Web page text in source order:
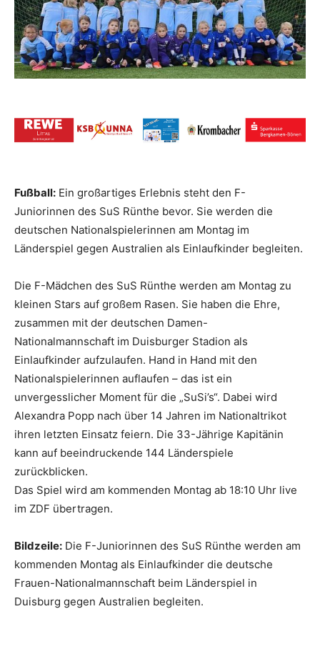
Fußball: Ein großartiges Erlebnis steht den F-
Juniorinnen des SuS Rünthe bevor. Sie werden die
deutschen Nationalspielerinnen am Montag im
Länderspiel gegen Australien als Einlaufkinder begleiten.
Die F-Mädchen des SuS Rünthe werden am Montag zu
kleinen Stars auf großem Rasen. Sie haben die Ehre,
zusammen mit der deutschen Damen-
Nationalmannschaft im Duisburger Stadion als
Einlaufkinder aufzulaufen. Hand in Hand mit den
Nationalspielerinnen auflaufen – das ist ein
unvergesslicher Moment für die „SuSi’s“. Dabei wird
Alexandra Popp nach über 14 Jahren im Nationaltrikot
ihren letzten Einsatz feiern. Die 33-Jährige Kapitänin
kann auf beeindruckende 144 Länderspiele
zurückblicken.
Das Spiel wird am kommenden Montag ab 18:10 Uhr live
im ZDF übertragen.
Bildzeile: Die F-Juniorinnen des SuS Rünthe werden am
kommenden Montag als Einlaufkinder die deutsche
Frauen-Nationalmannschaft beim Länderspiel in
Duisburg gegen Australien begleiten.